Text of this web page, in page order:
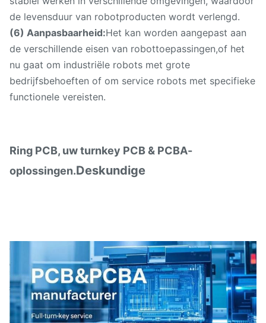
de levensduur van robotproducten wordt verlengd.
(6) Aanpasbaarheid:Het kan worden aangepast aan
de verschillende eisen van robottoepassingen,of het
nu gaat om industriële robots met grote
bedrijfsbehoeften of om service robots met specifieke
functionele vereisten.
Ring PCB, uw turnkey PCB & PCBA-
oplossingen.Deskundige